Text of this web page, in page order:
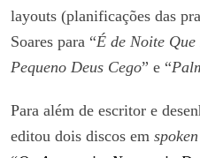
layouts (planificações das
Soares para “É de Noite
Pequeno Deus Cego” e “
Para além de escritor e
editou dois discos em